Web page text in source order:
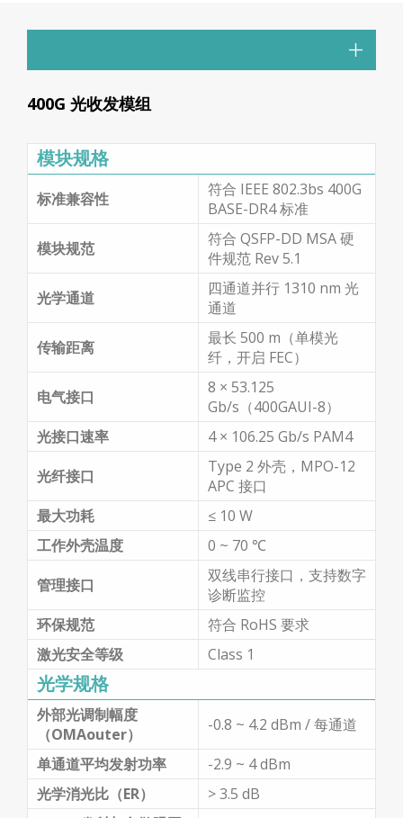
400G 光收发模组
模块规格
标准兼容性
符合 IEEE 802.3bs 400G
BASE-DR4 标准
模块规范
符合 QSFP-DD MSA 硬
件规范 Rev 5.1
光学通道
四通道并行 1310 nm 光
通道
传输距离
最长 500 m（单模光
纤，开启 FEC）
电气接口
8 × 53.125
Gb/s（400GAUI-8）
光接口速率
4 × 106.25 Gb/s PAM4
光纤接口
Type 2 外壳，MPO-12
APC 接口
最大功耗
≤ 10 W
工作外壳温度
0 ~ 70 ℃
管理接口
双线串行接口，支持数字
诊断监控
环保规范
符合 RoHS 要求
激光安全等级
Class 1
光学规格
外部光调制幅度
（OMAouter）
-0.8 ~ 4.2 dBm / 每通道
单通道平均发射功率
-2.9 ~ 4 dBm
光学消光比（ER）
> 3.5 dB